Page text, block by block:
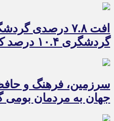
افت ۷.۸ درصدی
گردشگری ۱۰.۴ درصد کاهش یافت
سرزمین، فرهنگ و
جهان به مردمان